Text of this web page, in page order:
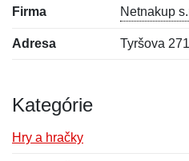
Firma Netnakup
Adresa Tyršova
Kategórie
Hry a hračky